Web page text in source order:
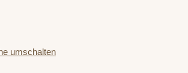
umschalten